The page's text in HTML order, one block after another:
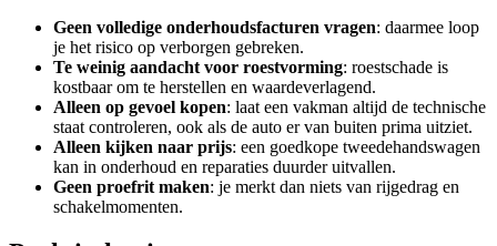
Geen volledige onderhoudsfacturen vragen: daarmee loop
je het risico op verborgen gebreken.
Te weinig aandacht voor roestvorming: roestschade is
kostbaar om te herstellen en waardeverlagend.
Alleen op gevoel kopen: laat een vakman altijd de technische
staat controleren, ook als de auto er van buiten prima uitziet.
Alleen kijken naar prijs: een goedkope tweedehandswagen
kan in onderhoud en reparaties duurder uitvallen.
Geen proefrit maken: je merkt dan niets van rijgedrag en
schakelmomenten.